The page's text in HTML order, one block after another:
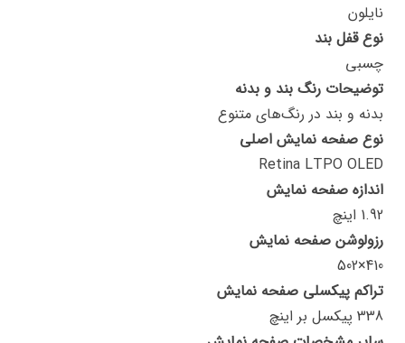
نایلون
نوع قفل بند
چسبی
توضیحات رنگ بند و بدنه
بدنه و بند در رنگ‌های متنوع
نوع صفحه نمایش اصلی
Retina LTPO OLED
اندازه صفحه نمایش
1.92 اینچ
رزولوشن صفحه نمایش
410×502
تراکم پیکسلی صفحه نمایش
338 پیکسل بر اینچ